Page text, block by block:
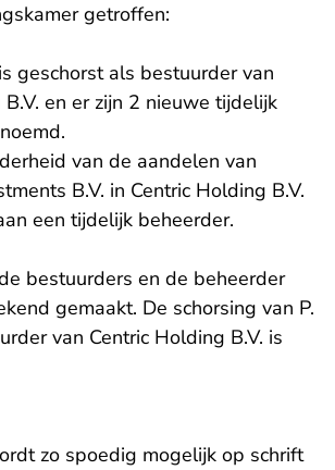
getroffen:
geschorst als bestuurder van
en er zijn 2 nieuwe tijdelijk
van de aandelen van
B.V. in Centric Holding B.V.
een tijdelijk beheerder.
bestuurders en de beheerder
gemaakt. De schorsing van P.
van Centric Holding B.V. is
zo spoedig mogelijk op schrift